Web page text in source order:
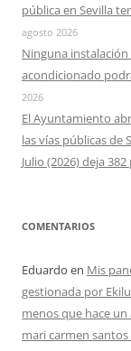
pública en Sevilla
agosto 2026
Ninguna
acondicionado
2026
El Ayuntamiento
las vías públicas de
Julio (2026) deja
COMENTARIOS
Eduardo en Mis
gestionada por
menos que hace un
mari carmen